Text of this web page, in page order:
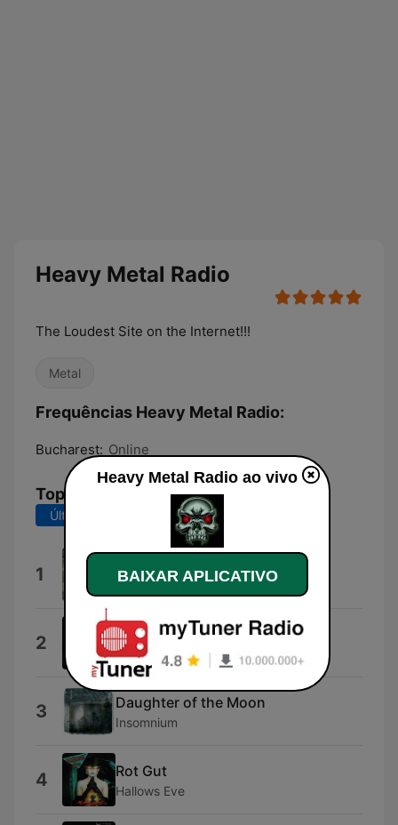
Heavy Metal Radio
The Loudest Site on the Internet!!!
Metal
Frequências Heavy Metal Radio:
Bucharest: Online
Top Músicas
Últimos 7 dias Últimos 30 dias
1 Craving for Chaos
2 Elysian Night
Draconian
3 Daughter of the Moon
Insomnium
4 Rot Gut
Hallows Eve
Heavy Metal Radio ao vivo
BAIXAR APLICATIVO